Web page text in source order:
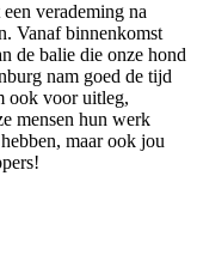
verademing na
Vanaf binnenkomst
de balie die onze hond
nam goed de tijd
ook voor uitleg,
mensen hun werk
maar ook jou